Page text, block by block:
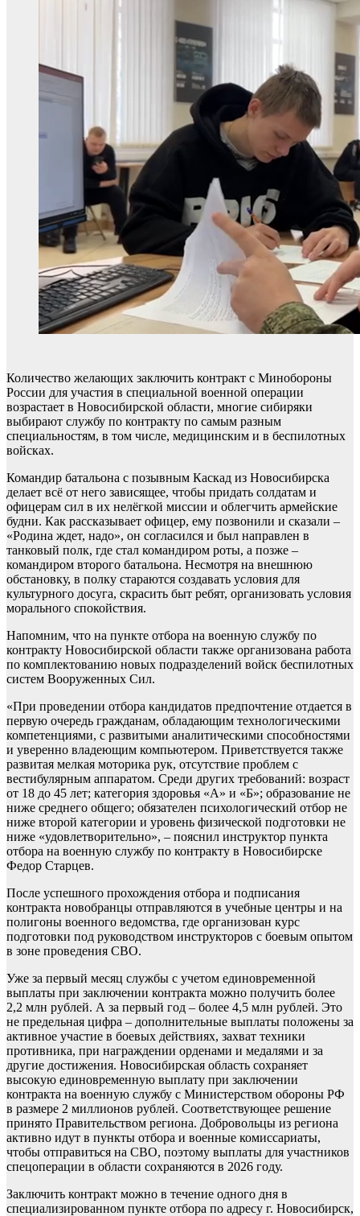
Количество желающих заключить контракт с Минобороны
России для участия в специальной военной операции
возрастает в Новосибирской области, многие сибиряки
выбирают службу по контракту по самым разным
специальностям, в том числе, медицинским и в беспилотных
войсках.
Командир батальона с позывным Каскад из Новосибирска
делает всё от него зависящее, чтобы придать солдатам и
офицерам сил в их нелёгкой миссии и облегчить армейские
будни. Как рассказывает офицер, ему позвонили и сказали –
«Родина ждет, надо», он согласился и был направлен в
танковый полк, где стал командиром роты, а позже –
командиром второго батальона. Несмотря на внешнюю
обстановку, в полку стараются создавать условия для
культурного досуга, скрасить быт ребят, организовать условия
морального спокойствия.
Напомним, что на пункте отбора на военную службу по
контракту Новосибирской области также организована работа
по комплектованию новых подразделений войск беспилотных
систем Вооруженных Сил.
«При проведении отбора кандидатов предпочтение отдается в
первую очередь гражданам, обладающим технологическими
компетенциями, с развитыми аналитическими способностями
и уверенно владеющим компьютером. Приветствуется также
развитая мелкая моторика рук, отсутствие проблем с
вестибулярным аппаратом. Среди других требований: возраст
от 18 до 45 лет; категория здоровья «А» и «Б»; образование не
ниже среднего общего; обязателен психологический отбор не
ниже второй категории и уровень физической подготовки не
ниже «удовлетворительно», – пояснил инструктор пункта
отбора на военную службу по контракту в Новосибирске
Федор Старцев.
После успешного прохождения отбора и подписания
контракта новобранцы отправляются в учебные центры и на
полигоны военного ведомства, где организован курс
подготовки под руководством инструкторов с боевым опытом
в зоне проведения СВО.
Уже за первый месяц службы с учетом единовременной
выплаты при заключении контракта можно получить более
2,2 млн рублей. А за первый год – более 4,5 млн рублей. Это
не предельная цифра – дополнительные выплаты положены за
активное участие в боевых действиях, захват техники
противника, при награждении орденами и медалями и за
другие достижения. Новосибирская область сохраняет
высокую единовременную выплату при заключении
контракта на военную службу с Министерством обороны РФ
в размере 2 миллионов рублей. Соответствующее решение
принято Правительством региона. Добровольцы из региона
активно идут в пункты отбора и военные комиссариаты,
чтобы отправиться на СВО, поэтому выплаты для участников
спецоперации в области сохраняются в 2026 году.
Заключить контракт можно в течение одного дня в
специализированном пункте отбора по адресу г. Новосибирск,